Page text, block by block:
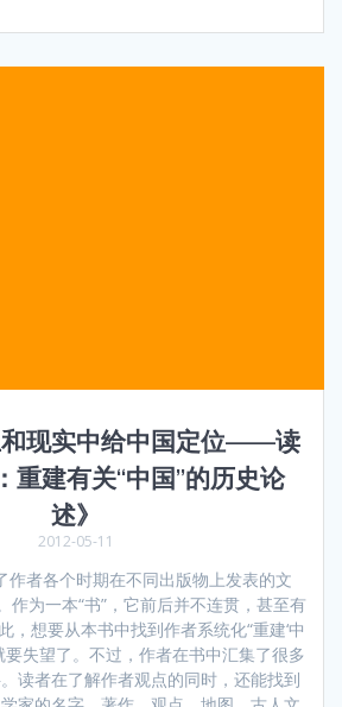
和现实中给中国定位——读
重建有关“中国”的历史论
述》
2012-05-11
作者各个时期在不同出版物上发表的文
作为一本“书”，它前后并不连贯，甚至有
，想要从本书中找到作者系统化“重建‘中
要失望了。不过，作者在书中汇集了很多
读者在了解作者观点的同时，还能找到